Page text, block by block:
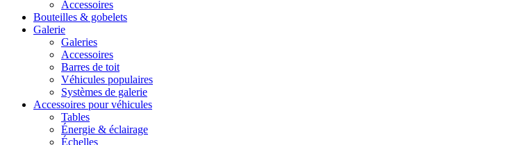
Accessoires
Bouteilles & gobelets
Galerie
Galeries
Accessoires
Barres de toit
Véhicules populaires
Systèmes de galerie
Accessoires pour véhicules
Tables
Énergie & éclairage
Échelles